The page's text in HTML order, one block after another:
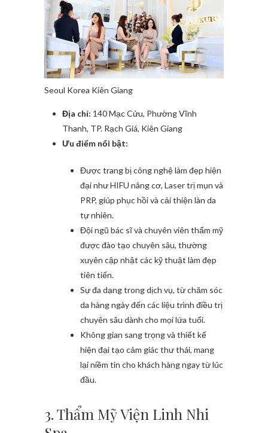
Seoul Korea Kiên Giang
Địa chỉ: 140 Mạc Cửu, Phường Vĩnh
Thanh, TP. Rạch Giá, Kiên Giang
Ưu điểm nổi bật:
Được trang bị công nghệ làm đẹp hiện
đại như HIFU nâng cơ, Laser trị mụn và
PRP, giúp phục hồi và cải thiện làn da
tự nhiên.
Đội ngũ bác sĩ và chuyên viên thẩm mỹ
được đào tạo chuyên sâu, thường
xuyên cập nhật các kỹ thuật làm đẹp
tiên tiến.
Sự đa dạng trong dịch vụ, từ chăm sóc
da hàng ngày đến các liệu trình điều trị
chuyên sâu dành cho mọi lứa tuổi.
Không gian sang trọng và thiết kế
hiện đại tạo cảm giác thư thái, mang
lại niềm tin cho khách hàng ngay từ lúc
đầu.
3. Thẩm Mỹ Viện Linh Nhi